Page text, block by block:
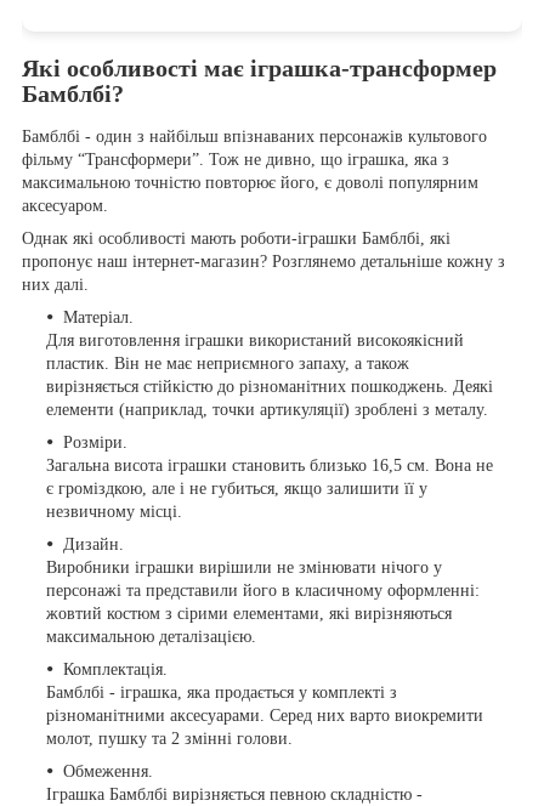
Які особливості має іграшка-трансформер
Бамблбі?
Бамблбі - один з найбільш впізнаваних персонажів культового
фільму “Трансформери”. Тож не дивно, що іграшка, яка з
максимальною точністю повторює його, є доволі популярним
аксесуаром.
Однак які особливості мають роботи-іграшки Бамблбі, які
пропонує наш інтернет-магазин? Розглянемо детальніше кожну з
них далі.
Матеріал.
Для виготовлення іграшки використаний високоякісний
пластик. Він не має неприємного запаху, а також
вирізняється стійкістю до різноманітних пошкоджень. Деякі
елементи (наприклад, точки артикуляції) зроблені з металу.
Розміри.
Загальна висота іграшки становить близько 16,5 см. Вона не
є громіздкою, але і не губиться, якщо залишити її у
незвичному місці.
Дизайн.
Виробники іграшки вирішили не змінювати нічого у
персонажі та представили його в класичному оформленні:
жовтий костюм з сірими елементами, які вирізняються
максимальною деталізацією.
Комплектація.
Бамблбі - іграшка, яка продається у комплекті з
різноманітними аксесуарами. Серед них варто виокремити
молот, пушку та 2 змінні голови.
Обмеження.
Іграшка Бамблбі вирізняється певною складністю -